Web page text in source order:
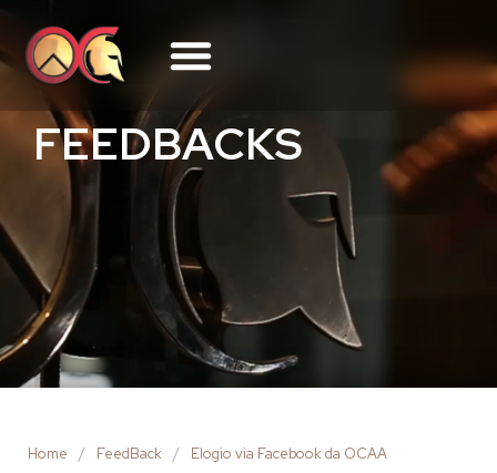
FEEDBACKS
Home / FeedBack / Elogio via Facebook da OCAA